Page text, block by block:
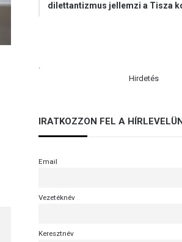
dilettantizmus jellemzi a Tisza
.
Hirdetés
IRATKOZZON FEL A
Email
Vezetéknév
Keresztnév